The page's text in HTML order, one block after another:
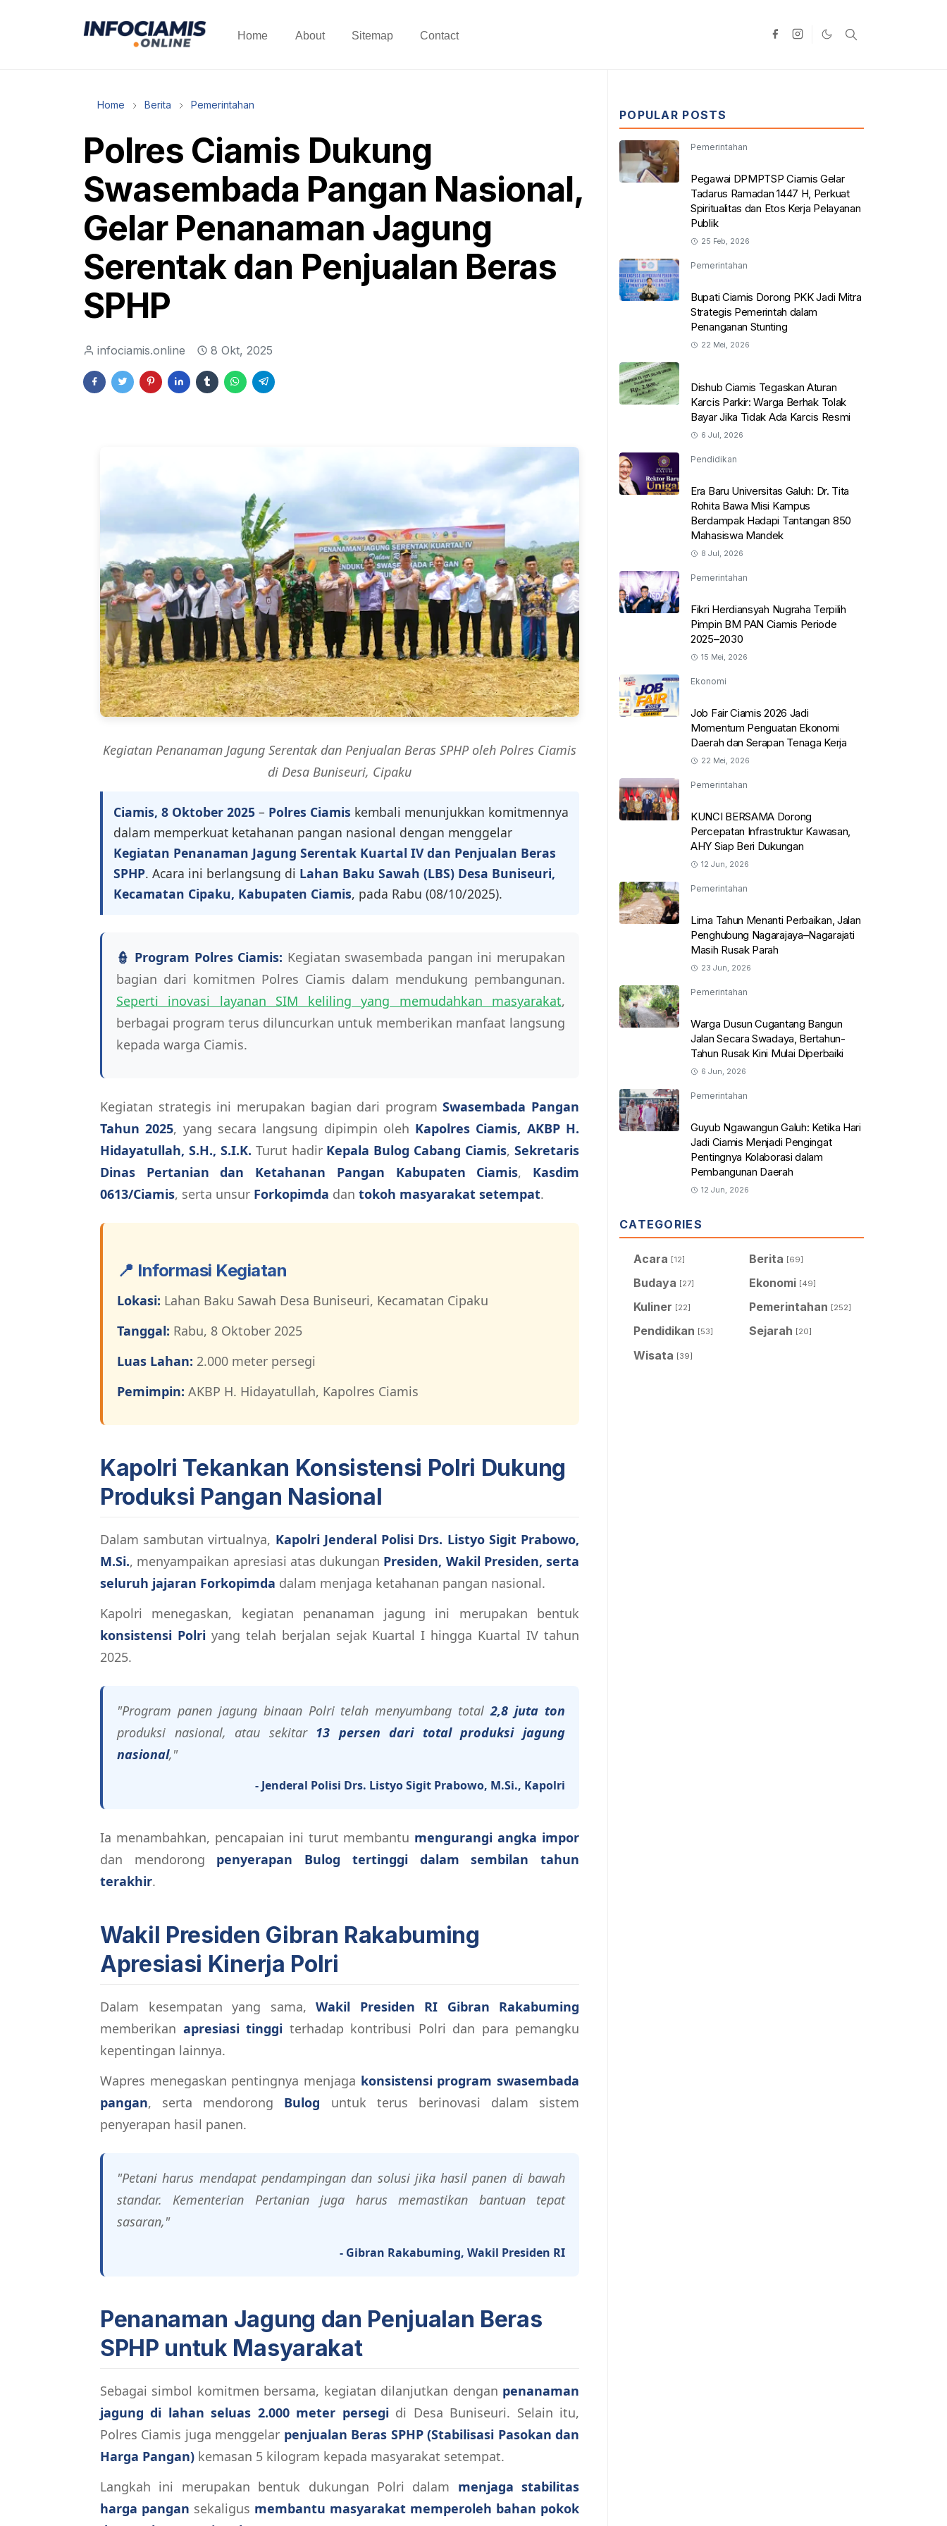
Home About Sitemap Contact
Home Berita Pemerintahan
Polres Ciamis Dukung
Swasembada Pangan Nasional,
Gelar Penanaman Jagung
Serentak dan Penjualan Beras
SPHP
infociamis.online 8 Okt, 2025
Kegiatan Penanaman Jagung Serentak dan Penjualan Beras SPHP oleh Polres Ciamis
di Desa Buniseuri, Cipaku
Ciamis, 8 Oktober 2025 – Polres Ciamis kembali menunjukkan komitmennya
dalam memperkuat ketahanan pangan nasional dengan menggelar
Kegiatan Penanaman Jagung Serentak Kuartal IV dan Penjualan Beras
SPHP. Acara ini berlangsung di Lahan Baku Sawah (LBS) Desa Buniseuri,
Kecamatan Cipaku, Kabupaten Ciamis, pada Rabu (08/10/2025).
👮 Program Polres Ciamis: Kegiatan swasembada pangan ini merupakan
bagian dari komitmen Polres Ciamis dalam mendukung pembangunan.
Seperti inovasi layanan SIM keliling yang memudahkan masyarakat,
berbagai program terus diluncurkan untuk memberikan manfaat langsung
kepada warga Ciamis.
Kegiatan strategis ini merupakan bagian dari programSwasembada Pangan
Tahun 2025, yang secara langsung dipimpin oleh Kapolres Ciamis, AKBP H.
Hidayatullah, S.H., S.I.K. Turut hadir Kepala Bulog Cabang Ciamis,Sekretaris
Dinas Pertanian dan Ketahanan Pangan Kabupaten Ciamis, Kasdim
0613/Ciamis, serta unsur Forkopimda dan tokoh masyarakat setempat.
📍 Informasi Kegiatan
Lokasi: Lahan Baku Sawah Desa Buniseuri, Kecamatan Cipaku
Tanggal: Rabu, 8 Oktober 2025
Luas Lahan: 2.000 meter persegi
Pemimpin: AKBP H. Hidayatullah, Kapolres Ciamis
Kapolri Tekankan Konsistensi Polri Dukung
Produksi Pangan Nasional
Dalam sambutan virtualnya, Kapolri Jenderal Polisi Drs. Listyo Sigit Prabowo,
M.Si., menyampaikan apresiasi atas dukungan Presiden, Wakil Presiden, serta
seluruh jajaran Forkopimda dalam menjaga ketahanan pangan nasional.
Kapolri menegaskan, kegiatan penanaman jagung ini merupakan bentuk
konsistensi Polriyang telah berjalan sejak Kuartal I hingga Kuartal IV tahun
2025.
"Program panen jagung binaan Polri telah menyumbang total2,8 juta ton
produksi nasional, atau sekitar 13 persen dari total produksi jagung
nasional,"
- Jenderal Polisi Drs. Listyo Sigit Prabowo, M.Si., Kapolri
Ia menambahkan, pencapaian ini turut membantu mengurangi angka impor
dan mendorong penyerapan Bulog tertinggi dalam sembilan tahun
terakhir.
Wakil Presiden Gibran Rakabuming
Apresiasi Kinerja Polri
Dalam kesempatan yang sama, Wakil Presiden RI Gibran Rakabuming
memberikan apresiasi tinggi terhadap kontribusi Polri dan para pemangku
kepentingan lainnya.
Wapres menegaskan pentingnya menjaga konsistensi program swasembada
pangan, serta mendorong Bulog untuk terus berinovasi dalam sistem
penyerapan hasil panen.
"Petani harus mendapat pendampingan dan solusi jika hasil panen di bawah
standar. Kementerian Pertanian juga harus memastikan bantuan tepat
sasaran,"
- Gibran Rakabuming, Wakil Presiden RI
Penanaman Jagung dan Penjualan Beras
SPHP untuk Masyarakat
Sebagai simbol komitmen bersama, kegiatan dilanjutkan dengan penanaman
jagung di lahan seluas 2.000 meter persegidi Desa Buniseuri. Selain itu,
Polres Ciamis juga menggelar penjualan Beras SPHP (Stabilisasi Pasokan dan
Harga Pangan) kemasan 5 kilogram kepada masyarakat setempat.
Langkah ini merupakan bentuk dukungan Polri dalam menjaga stabilitas
harga pangan sekaligus membantu masyarakat memperoleh bahan pokok
POPULAR POSTS
Pemerintahan
Pegawai DPMPTSP Ciamis Gelar
Tadarus Ramadan 1447 H, Perkuat
Spiritualitas dan Etos Kerja Pelayanan
Publik
25 Feb, 2026
Pemerintahan
Bupati Ciamis Dorong PKK Jadi Mitra
Strategis Pemerintah dalam
Penanganan Stunting
22 Mei, 2026
Dishub Ciamis Tegaskan Aturan
Karcis Parkir: Warga Berhak Tolak
Bayar Jika Tidak Ada Karcis Resmi
6 Jul, 2026
Pendidikan
Era Baru Universitas Galuh: Dr. Tita
Rohita Bawa Misi Kampus
Berdampak Hadapi Tantangan 850
Mahasiswa Mandek
8 Jul, 2026
Pemerintahan
Fikri Herdiansyah Nugraha Terpilih
Pimpin BM PAN Ciamis Periode
2025–2030
15 Mei, 2026
Ekonomi
Job Fair Ciamis 2026 Jadi
Momentum Penguatan Ekonomi
Daerah dan Serapan Tenaga Kerja
22 Mei, 2026
Pemerintahan
KUNCI BERSAMA Dorong
Percepatan Infrastruktur Kawasan,
AHY Siap Beri Dukungan
12 Jun, 2026
Pemerintahan
Lima Tahun Menanti Perbaikan, Jalan
Penghubung Nagarajaya–Nagarajati
Masih Rusak Parah
23 Jun, 2026
Pemerintahan
Warga Dusun Cugantang Bangun
Jalan Secara Swadaya, Bertahun-
Tahun Rusak Kini Mulai Diperbaiki
6 Jun, 2026
Pemerintahan
Guyub Ngawangun Galuh: Ketika Hari
Jadi Ciamis Menjadi Pengingat
Pentingnya Kolaborasi dalam
Pembangunan Daerah
12 Jun, 2026
CATEGORIES
Acara [12] Berita [69]
Budaya [27] Ekonomi [49]
Kuliner [22] Pemerintahan [252]
Pendidikan [53] Sejarah [20]
Wisata [39]